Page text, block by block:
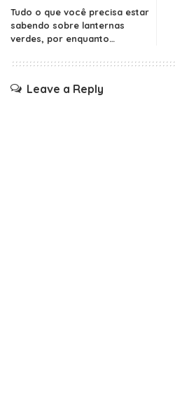
Tudo o que você precisa estar
sabendo sobre lanternas
verdes, por enquanto…
Leave a Reply